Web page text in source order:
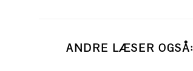
ANDRE LÆSER OGSÅ: